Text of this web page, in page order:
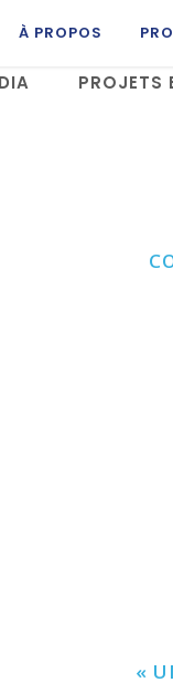
À PROPOS
PROJETS
«